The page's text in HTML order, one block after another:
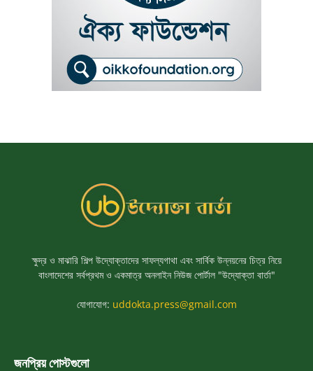
ক্ষুদ্র ও মাঝারি শিল্প উদ্যোক্তাদের সাফল্যগাথা এবং সার্বিক উন্নয়নের চিত্র নিয়ে
বাংলাদেশের সর্বপ্রথম ও একমাত্র অনলাইন নিউজ পোর্টাল "উদ্যোক্তা বার্তা"
যোগাযোগ: uddokta.press@gmail.com
জনপ্রিয় পোস্টগুলো